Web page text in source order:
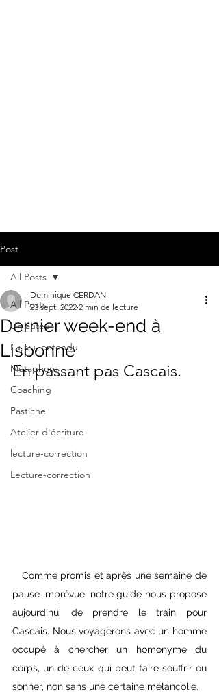
Post
All Posts
Un auteur
Lu, vu, entendu
Métaphore
Coaching
Pastiche
Atelier d'écriture
lecture-correction
Lecture-correction
All Posts
Dernier week-end à
Lisbonne
Dominique CERDAN
23 sept. 2022 2 min de lecture
En passant pas Cascais.
pause imprévue, notre guide nous propose
aujourd'hui de prendre le train pour
Cascais. Nous voyagerons avec un homme
occupé à chercher un homonyme du
corps, un de ceux qui peut faire souffrir ou
sonner, non sans une certaine mélancolie.